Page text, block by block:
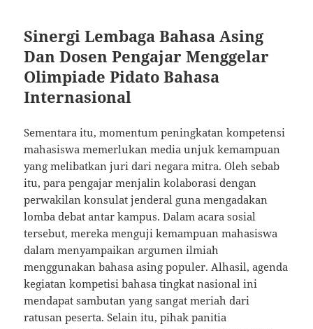
Sinergi Lembaga Bahasa Asing
Dan Dosen Pengajar Menggelar
Olimpiade Pidato Bahasa
Internasional
Sementara itu, momentum peningkatan kompetensi
mahasiswa memerlukan media unjuk kemampuan
yang melibatkan juri dari negara mitra. Oleh sebab
itu, para pengajar menjalin kolaborasi dengan
perwakilan konsulat jenderal guna mengadakan
lomba debat antar kampus. Dalam acara sosial
tersebut, mereka menguji kemampuan mahasiswa
dalam menyampaikan argumen ilmiah
menggunakan bahasa asing populer. Alhasil, agenda
kegiatan kompetisi bahasa tingkat nasional ini
mendapat sambutan yang sangat meriah dari
ratusan peserta. Selain itu, pihak panitia